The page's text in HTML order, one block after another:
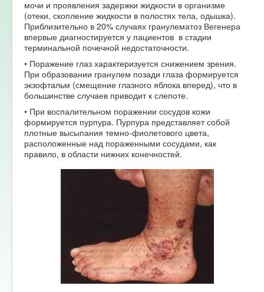
мочи и проявления задержки жидкости в организме
(отеки, скопление жидкости в полостях тела, одышка).
Приблизительно в 20% случаях гранулематоз Вегенера
впервые диагностируется у пациентов в стадии
терминальной почечной недостаточности.
• Поражение глаз характеризуется снижением зрения.
При образовании гранулем позади глаза формируется
экзофтальм (смещение глазного яблока вперед), что в
большинстве случаев приводит к слепоте.
• При воспалительном поражении сосудов кожи
формируется пурпура. Пурпура представляет собой
плотные высыпания темно-фиолетового цвета,
расположенные над пораженными сосудами, как
правило, в области нижних конечностей.